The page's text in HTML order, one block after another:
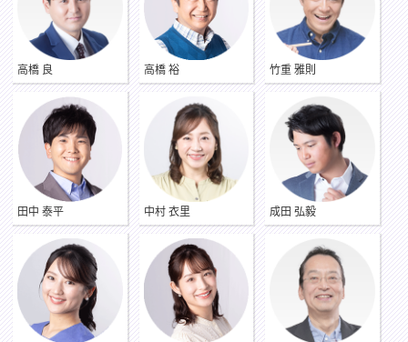
・いつでもどこでもすぐに寝られます
・ピアノで「エリーゼのために」の最初だけを弾けます
●実は私…
「寄席通いをしていました」
好きな落語家は、林家たい平師匠です。私の名前も泰平です!
好きな色はオレンジ色。たい平師匠の着物の色です。山口県の
ガードレールもレノファのユニフォームもオレンジ色です!
●今、楽しみなことは?
・山口県内を巡ること
・レノファの応援に行くこと
・コーヒーや紅茶を飲んでくつろぐこと
●自分を動物に例えると
高橋 良 高橋 裕 竹重 雅則
田中 泰平 中村 衣里 成田 弘毅